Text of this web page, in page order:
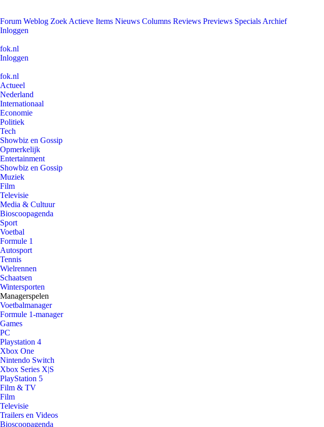
Forum Weblog Zoek Actieve Items Nieuws Columns Reviews Previews Specials Archief
Inloggen
fok.nl
Inloggen
fok.nl
Actueel
Nederland
Internationaal
Economie
Politiek
Tech
Showbiz en Gossip
Opmerkelijk
Entertainment
Showbiz en Gossip
Muziek
Film
Televisie
Media & Cultuur
Bioscoopagenda
Sport
Voetbal
Formule 1
Autosport
Tennis
Wielrennen
Schaatsen
Wintersporten
Managerspelen
Voetbalmanager
Formule 1-manager
Games
PC
Playstation 4
Xbox One
Nintendo Switch
Xbox Series X|S
PlayStation 5
Film & TV
Film
Televisie
Trailers en Videos
Bioscoopagenda